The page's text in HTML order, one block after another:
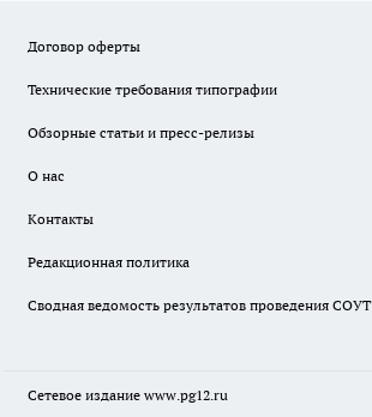
Договор оферты
Технические требования типографии
Обзорные статьи и пресс-релизы
О нас
Контакты
Редакционная политика
Сводная ведомость результатов проведения СОУТ
Сетевое издание www.pg12.ru